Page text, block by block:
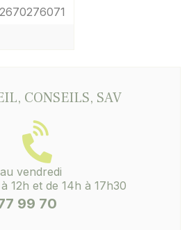
CONSEILS, SAV
vendredi
12h et de 14h à 17h30
99 70